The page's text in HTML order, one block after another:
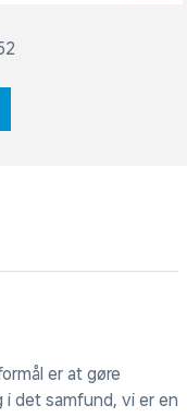
er at gøre
i det samfund, vi er en